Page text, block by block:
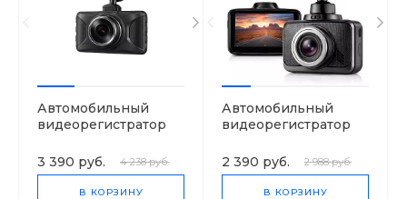
Автомобильный
видеорегистратор
3 390 руб.
4 238 руб.
В КОРЗИНУ
Автомобильный
видеорегистратор
2 390 руб.
2 988 руб.
В КОРЗИНУ